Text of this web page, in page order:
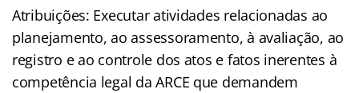
Atribuições: Executar atividades relacionadas ao
planejamento, ao assessoramento, à avaliação, ao
registro e ao controle dos atos e fatos inerentes à
competência legal da ARCE que demandem